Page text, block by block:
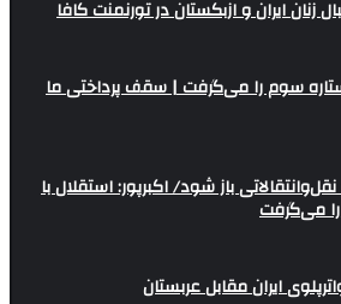
زنان ایران و ازبکستان در تورنمنت کافا
سوم را می‌گرفت | سقف پرداختی ما
باز شود/ اکبرپور: استقلال با
می‌گرفت
ایران مقابل عربستان